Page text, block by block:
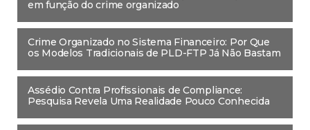
em função do crime organizado
Crime Organizado no Sistema Financeiro: Por Que
os Modelos Tradicionais de PLD-FTP Já Não Bastam
Assédio Contra Profissionais de Compliance:
Pesquisa Revela Uma Realidade Pouco Conhecida